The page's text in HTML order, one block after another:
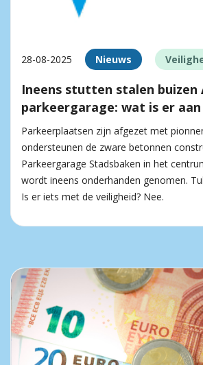
28-08-2025 Nieuws
Ineens stutten stalen buizen
parkeergarage: wat is er aan
Parkeerplaatsen zijn afgezet met
ondersteunen de zware betonnen
Parkeergarage Stadsbaken in het
wordt ineens onderhanden genomen.
Is er iets met de veiligheid? Nee.